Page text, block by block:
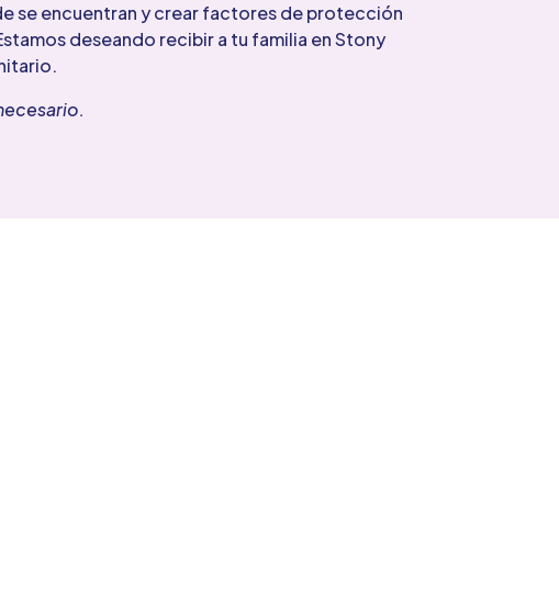
se encuentran y crear factores de protección
deseando recibir a tu familia en Stony